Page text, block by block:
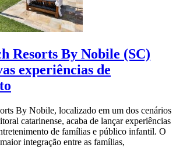
Resorts By Nobile (SC)
experiências de
By Nobile, localizado em um dos cenários
catarinense, acaba de lançar experiências
de famílias e público infantil. O
integração entre as famílias,